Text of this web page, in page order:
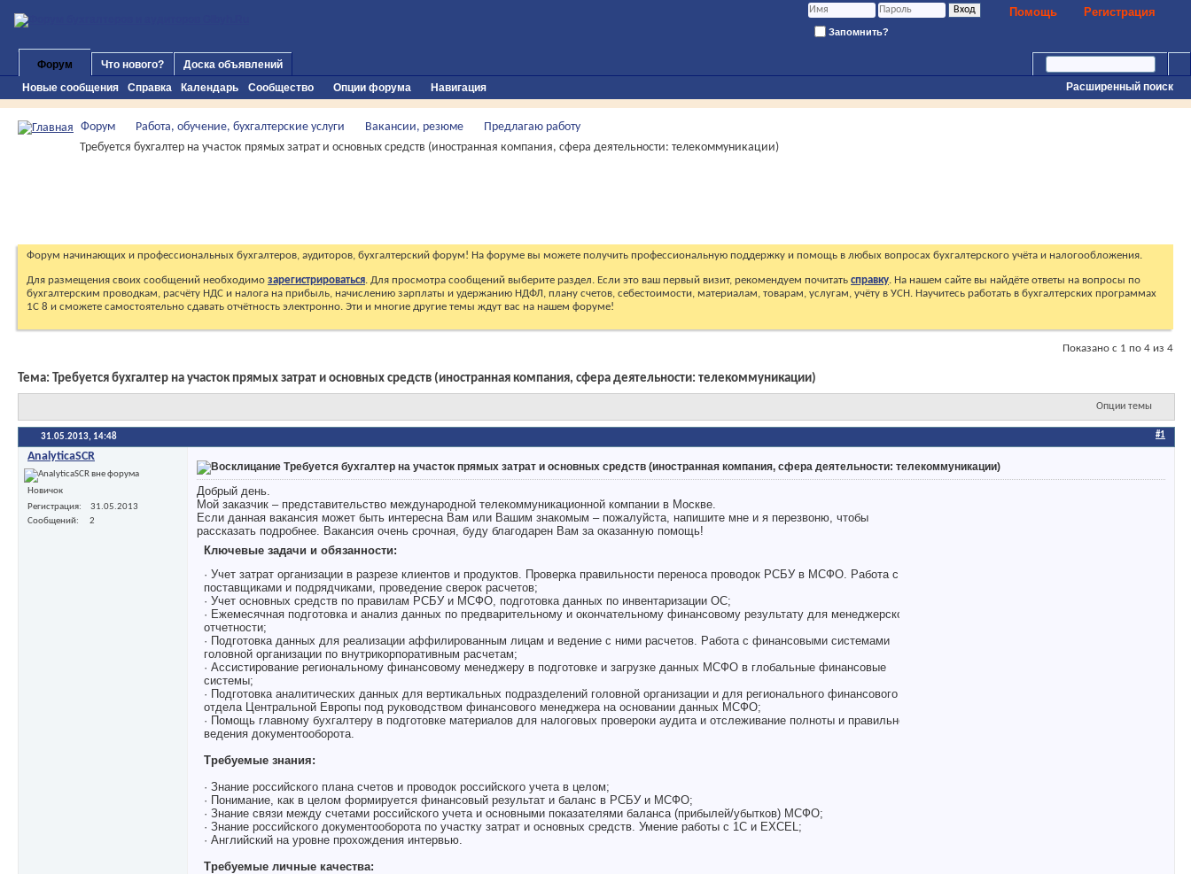
Регистрация
Помощь
Запомнить?
Форум
Новые сообщения
Справка Календарь Сообщество Опции форума Навигация
Что нового?
Доска объявлений
Расширенный поиск
Форум Работа, обучение, бухгалтерские услуги Вакансии, резюме
Предлагаю работу
Требуется бухгалтер на участок прямых затрат и основных средств (иностранная компания, сфера деятельности: телекоммуникации)
Форум начинающих и профессиональных бухгалтеров, аудиторов, бухгалтерский форум! На форуме вы можете получить профессиональную поддержку и помощь в любых вопросах бухгалтерского учёта и налогообложения.
Для размещения своих сообщений необходимо зарегистрироваться. Для просмотра сообщений выберите раздел. Если это ваш первый визит, рекомендуем почитать справку. На нашем сайте вы найдёте ответы на вопросы по
бухгалтерским проводкам, расчёту НДС и налога на прибыль, начислению зарплаты и удержанию НДФЛ, плану счетов, себестоимости, материалам, товарам, услугам, учёту в УСН. Научитесь работать в бухгалтерских программах
1С 8 и сможете самостоятельно сдавать отчётность электронно. Эти и многие другие темы ждут вас на нашем форуме!
Показано с 1 по 4 из 4
Тема: Требуется бухгалтер на участок прямых затрат и основных средств (иностранная компания, сфера деятельности: телекоммуникации)
Опции темы
31.05.2013, 14:48 #1
AnalyticaSCR
Новичок
Регистрация
31.05.2013
Сообщений
2
Требуется бухгалтер на участок прямых затрат и основных средств (иностранная компания, сфера деятельности: телекоммуникации)
Добрый день.
Мой заказчик – представительство международной телекоммуникационной компании в Москве.
Если данная вакансия может быть интересна Вам или Вашим знакомым – пожалуйста, напишите мне и я перезвоню, чтобы
рассказать подробнее. Вакансия очень срочная, буду благодарен Вам за оказанную помощь!
Ключевые задачи и обязанности:
· Учет затрат организации в разрезе клиентов и продуктов. Проверка правильности переноса проводок РСБУ в МСФО. Работа с
поставщиками и подрядчиками, проведение сверок расчетов;
· Учет основных средств по правилам РСБУ и МСФО, подготовка данных по инвентаризации ОС;
· Ежемесячная подготовка и анализ данных по предварительному и окончательному финансовому результату для менеджерской
отчетности;
· Подготовка данных для реализации аффилированным лицам и ведение с ними расчетов. Работа с финансовыми системами
головной организации по внутрикорпоративным расчетам;
· Ассистирование региональному финансовому менеджеру в подготовке и загрузке данных МСФО в глобальные финансовые
системы;
· Подготовка аналитических данных для вертикальных подразделений головной организации и для регионального финансового
отдела Центральной Европы под руководством финансового менеджера на основании данных МСФО;
· Помощь главному бухгалтеру в подготовке материалов для налоговых провероки аудита и отслеживание полноты и правильности
ведения документооборота.
Требуемые знания:
· Знание российского плана счетов и проводок российского учета в целом;
· Понимание, как в целом формируется финансовый результат и баланс в РСБУ и МСФО;
· Знание связи между счетами российского учета и основными показателями баланса (прибылей/убытков) МСФО;
· Знание российского документооборота по участку затрат и основных средств. Умение работы с 1С и EXCEL;
· Английский на уровне прохождения интервью.
Требуемые личные качества: